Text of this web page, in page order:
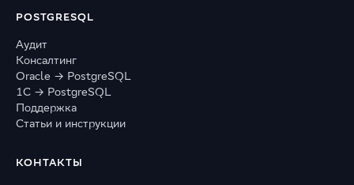
POSTGRESQL
Аудит
Консалтинг
Oracle → PostgreSQL
1С → PostgreSQL
Поддержка
Статьи и инструкции
КОНТАКТЫ